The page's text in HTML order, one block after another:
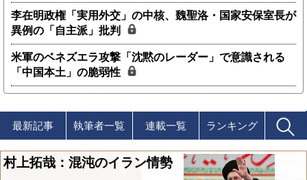
李在明政権「実用外交」の中核、魏聖洛・国家安保室長が
異例の「自主派」批判
米軍のベネズエラ攻撃「沈黙のレーダー」で意識される
「中国本土」の脆弱性
最新記事 執筆者一覧 連載一覧 ランキング
村上拓哉：混沌のイラン情勢